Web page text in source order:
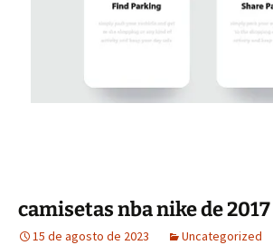
camisetas nba nike de 2017
15 de agosto de 2023 Uncategorized